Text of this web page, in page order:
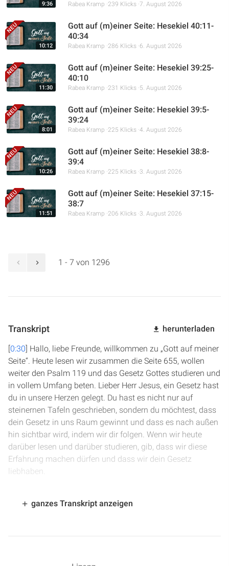
9:36 Rabea Kramp 239 Klicks 7. August 2026
10:12
Gott auf (m)einer Seite: Hesekiel 40:11-
40:34
Rabea Kramp 286 Klicks 6. August 2026
11:30
Gott auf (m)einer Seite: Hesekiel 39:25-
40:10
Rabea Kramp 231 Klicks 5. August 2026
8:01
Gott auf (m)einer Seite: Hesekiel 39:5-
39:24
Rabea Kramp 225 Klicks 4. August 2026
10:26
Gott auf (m)einer Seite: Hesekiel 38:8-
39:4
Rabea Kramp 225 Klicks 3. August 2026
11:51
Gott auf (m)einer Seite: Hesekiel 37:15-
38:7
Rabea Kramp 206 Klicks 3. August 2026
1 - 7 von 1296
Transkript herunterladen
[0:30] Hallo, liebe Freunde, willkommen zu „Gott auf meiner
Seite“. Heute lesen wir zusammen die Seite 655, wollen
weiter den Psalm 119 und das Gesetz Gottes studieren und
in vollem Umfang beten. Lieber Herr Jesus, ein Gesetz hast
du in unsere Herzen gelegt. Du hast es nicht nur auf
steinernen Tafeln geschrieben, sondern du möchtest, dass
dein Gesetz in uns Raum gewinnt und dass es nach außen
hin sichtbar wird, indem wir dir folgen. Wenn wir heute
darüber lesen und darüber studieren, gib, dass wir diese
Erfahrung machen dürfen und dass wir dein Gesetz
liebhaben.
wandeln in weitem Raum, denn ich suche deine Befehle.
ganzes Transkript anzeigen